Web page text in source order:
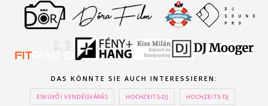
DAS KÖNNTE SIE AUCH INTERESSIEREN:
ESKÜVŐI VENDÉGVÁRÁS HOCHZEITS-DJ HOCHZEITS-DJ